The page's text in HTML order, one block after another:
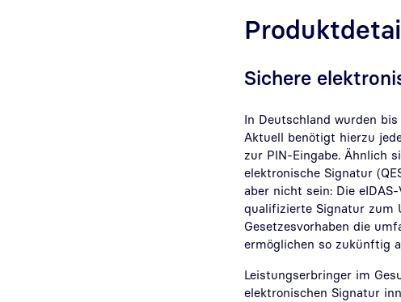
Sichere
In Deutschland wurden
Aktuell benötigt hierzu
zur PIN-Eingabe. Ähnlich
elektronische Signatur
aber nicht sein: Die
qualifizierte Signatur zum
Gesetzesvorhaben die
ermöglichen so zukünftig
Leistungserbringer im
elektronischen Signatur